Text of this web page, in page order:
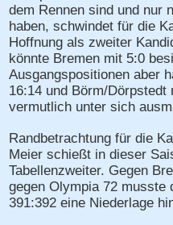
dem Rennen sind und nur
haben, schwindet für die
Hoffnung als zweiter
könnte Bremen mit 5:0
Ausgangspositionen aber
16:14 und Börm/
vermutlich unter sich
Randbetrachtung für die
Meier schießt in dieser
Tabellenzweiter. Gegen
gegen Olympia 72 musste
391:392 eine Niederlage